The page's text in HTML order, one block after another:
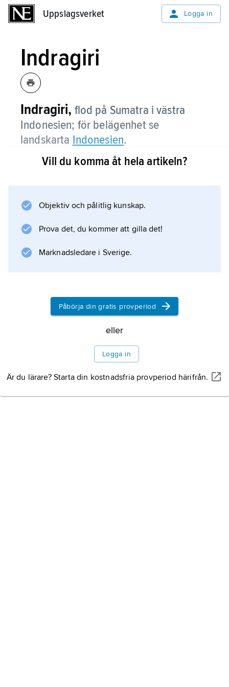
Uppslagsverket Logga in
Indragiri
Indragiri, flod på Sumatra i västra
Indonesien; för belägenhet se
landskarta Indonesien.
Information om artikeln
Vill du komma åt hela artikeln?
Objektiv och pålitlig kunskap.
Prova det, du kommer att gilla det!
Marknadsledare i Sverige.
Påbörja din gratis provperiod
eller
Logga in
Är du lärare? Starta din kostnadsfria provperiod härifrån.